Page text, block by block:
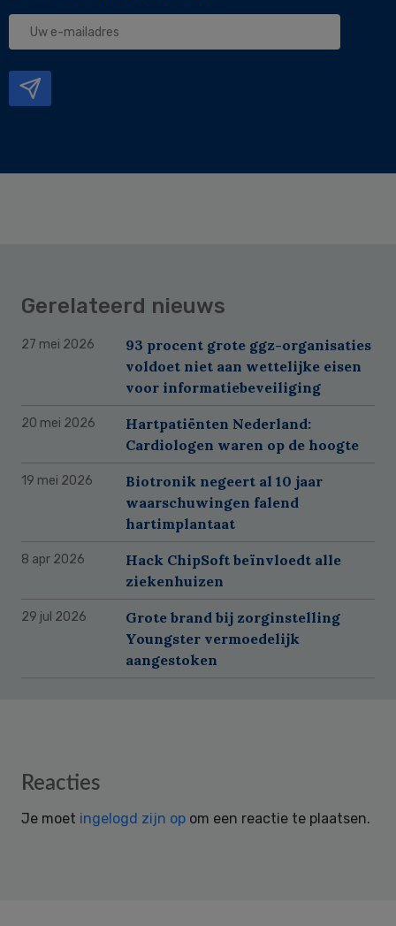
Uw
Gerelateerd nieuws
27 mei 2026
93 procent grote ggz-organisaties
voldoet niet aan wettelijke eisen
voor informatiebeveiliging
20 mei 2026
Hartpatiënten Nederland:
Cardiologen waren op de hoogte
19 mei 2026
Biotronik negeert al 10 jaar
waarschuwingen falend
hartimplantaat
8 apr 2026
Hack ChipSoft beïnvloedt alle
ziekenhuizen
29 jul 2026
Grote brand bij zorginstelling
Youngster vermoedelijk
aangestoken
Reader
Reacties
Je moet ingelogd zijn op om een reactie te plaatsen.